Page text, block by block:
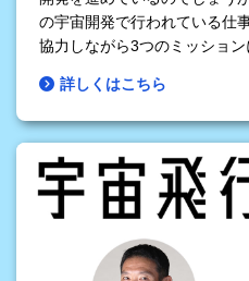
の宇宙開発で行われている仕
協力しながら3つのミッション
詳しくはこちら